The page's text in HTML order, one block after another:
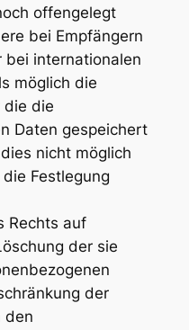
offengelegt
bei Empfängern
bei internationalen
möglich die
die die
Daten gespeichert
nicht möglich
Festlegung
Rechts auf
der sie
der
den